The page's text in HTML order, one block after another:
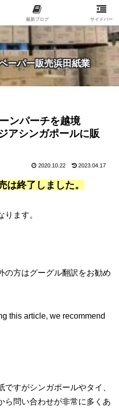
刷用紙など）の総合代
ーパー販売浜田紙業
ンパーチを越境
アシンガポールに販
2020.10.22 2023.04.17
終了しました。
ります。
方はグーグル翻訳をお勧め
this article, we recommend
すがシンガポールやタイ、
ら問い合わせが非常に多くあ
最新ブログ サイドバー